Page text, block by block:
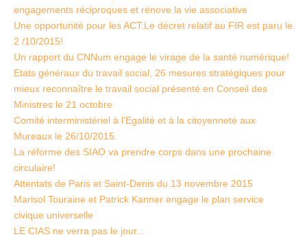
engagements réciproques et rénove la vie associative
Une opportunité pour les ACT:Le décret relatif au FIR est paru le
2 /10/2015!
Un rapport du CNNum engage le virage de la santé numérique!
Etats généraux du travail social, 26 mesures stratégiques pour
mieux reconnaître le travail social présenté en Conseil des
Ministres le 21 octobre
Comité interministériel à l’Egalité et à la citoyenneté aux
Mureaux le 26/10/2015.
La réforme des SIAO va prendre corps dans une prochaine
circulaire!
Attentats de Paris et Saint-Denis du 13 novembre 2015
Marisol Touraine et Patrick Kanner engage le plan service
civique universelle
LE CIAS ne verra pas le jour...